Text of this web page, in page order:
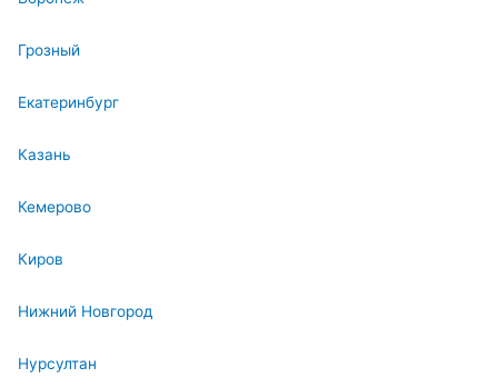
Грозный
Екатеринбург
Казань
Кемерово
Киров
Нижний Новгород
Нурсултан